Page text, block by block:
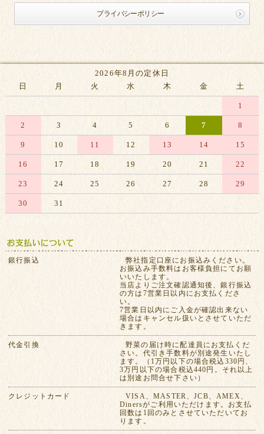
プライバシーポリシー
2026年8月の定休日
日
月 火 水 木 金 土
1
2 3 4 5 6 7 8
9 10 11 12 13 14 15
16 17 18 19 20 21 22
23 24 25 26 27 28 29
30 31
※赤字は休業日です
銀行振込
弊社指定口座にお振込みください。
お振込み手数料はお客様負担にてお願
いいたします。
当店よりご注文確認通知後、銀行振込
の方は7営業日以内にお支払くださ
い。
7営業日以内にご入金が確認出来ない
場合はキャンセル扱いとさせていただ
きます。
代金引換
野菜の届け時に配達員にお支払くだ
さい。代引き手数料が別途発生いたし
ます。（1万円以下の場合税込330円、
3万円以下の場合税込440円。それ以上
は別途お問合せ下さい）
クレジットカード
VISA、MASTER、JCB、AMEX、
Dinersがご利用いただけます。お支払
回数は1回のみとさせていただいてお
ります。